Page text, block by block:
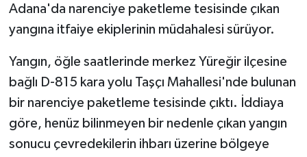
Adana'da narenciye paketleme tesisinde çıkan
yangına itfaiye ekiplerinin müdahalesi sürüyor.
Yangın, öğle saatlerinde merkez Yüreğir ilçesine
bağlı D-815 kara yolu Taşçı Mahallesi'nde bulunan
bir narenciye paketleme tesisinde çıktı. İddiaya
göre, henüz bilinmeyen bir nedenle çıkan yangın
sonucu çevredekilerin ihbarı üzerine bölgeye